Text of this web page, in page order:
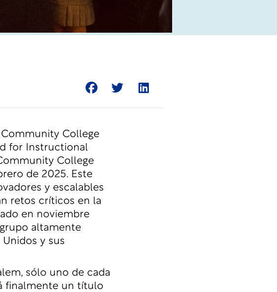
College
for Instructional
College
de 2025. Este
y escalables
retos críticos en la
en noviembre
altamente
y sus
sólo uno de cada
finalmente un título